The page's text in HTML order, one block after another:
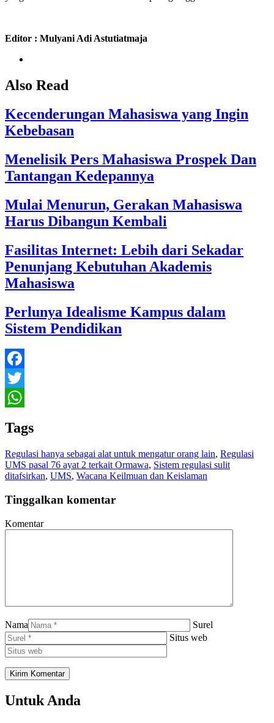
Editor : Mulyani Adi Astutiatmaja
Also Read
Kecenderungan Mahasiswa yang Ingin
Kebebasan
Menelisik Pers Mahasiswa Prospek Dan
Tantangan Kedepannya
Mulai Menurun, Gerakan Mahasiswa
Harus Dibangun Kembali
Fasilitas Internet: Lebih dari Sekadar
Penunjang Kebutuhan Akademis
Mahasiswa
Perlunya Idealisme Kampus dalam
Sistem Pendidikan
Facebook
Twitter
Tags
Regulasi hanya sebagai alat untuk mengatur orang lain, Regulasi
UMS pasal 76 ayat 2 terkait Ormawa, Sistem regulasi sulit
ditafsirkan, UMS, Wacana Keilmuan dan Keislaman
Tinggalkan komentar
Komentar
Nama
Surel
Situs web
Untuk Anda